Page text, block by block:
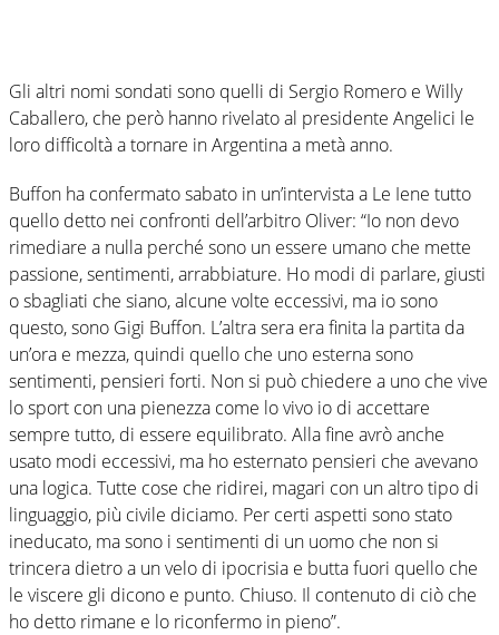
Gli altri nomi sondati sono quelli di Sergio Romero e Willy
Caballero, che però hanno rivelato al presidente Angelici le
loro difficoltà a tornare in Argentina a metà anno.
Buffon ha confermato sabato in un’intervista a Le Iene tutto
quello detto nei confronti dell’arbitro Oliver: “Io non devo
rimediare a nulla perché sono un essere umano che mette
passione, sentimenti, arrabbiature. Ho modi di parlare, giusti
o sbagliati che siano, alcune volte eccessivi, ma io sono
questo, sono Gigi Buffon. L’altra sera era finita la partita da
un’ora e mezza, quindi quello che uno esterna sono
sentimenti, pensieri forti. Non si può chiedere a uno che vive
lo sport con una pienezza come lo vivo io di accettare
sempre tutto, di essere equilibrato. Alla fine avrò anche
usato modi eccessivi, ma ho esternato pensieri che avevano
una logica. Tutte cose che ridirei, magari con un altro tipo di
linguaggio, più civile diciamo. Per certi aspetti sono stato
ineducato, ma sono i sentimenti di un uomo che non si
trincera dietro a un velo di ipocrisia e butta fuori quello che
le viscere gli dicono e punto. Chiuso. Il contenuto di ciò che
ho detto rimane e lo riconfermo in pieno”.